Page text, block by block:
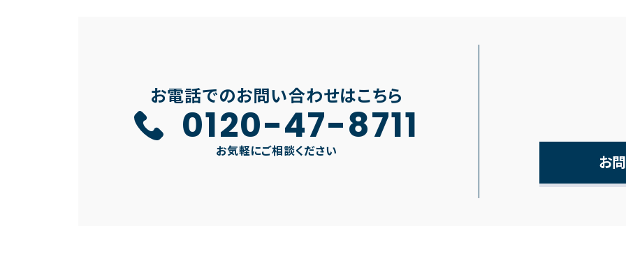
お電話でのお問い合わせはこちら
0120-47-8711
お気軽にご相談ください
お